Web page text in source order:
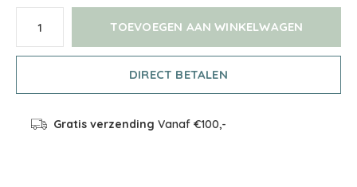
TOEVOEGEN AAN WINKELWAGEN
DIRECT BETALEN
Gratis verzending Vanaf €100,-